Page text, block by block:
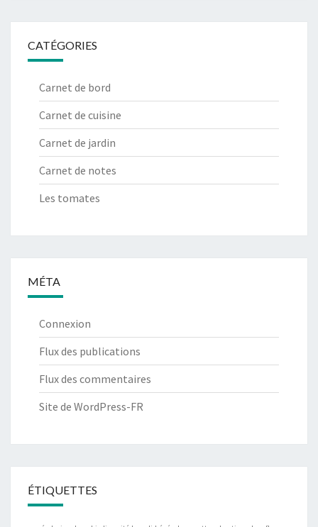
CATÉGORIES
Carnet de bord
Carnet de cuisine
Carnet de jardin
Carnet de notes
Les tomates
MÉTA
Connexion
Flux des publications
Flux des commentaires
Site de WordPress-FR
ÉTIQUETTES